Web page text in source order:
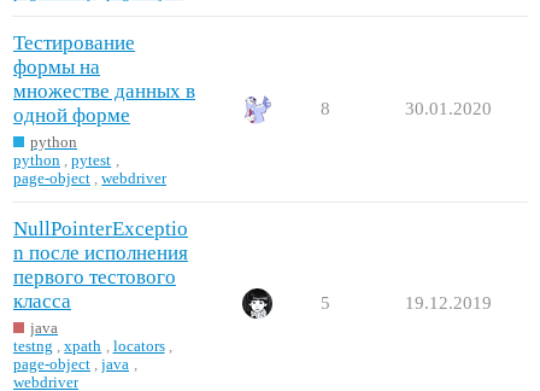
Тестирование
формы на
множестве данных в
одной форме
python
python
,pytest
page-object ,webdriver
8 30.01.2020
NullPointerExceptio
n после исполнения
первого тестового
класса
java
testng
,xpath locators
page-object ,java
webdriver
5 19.12.2019